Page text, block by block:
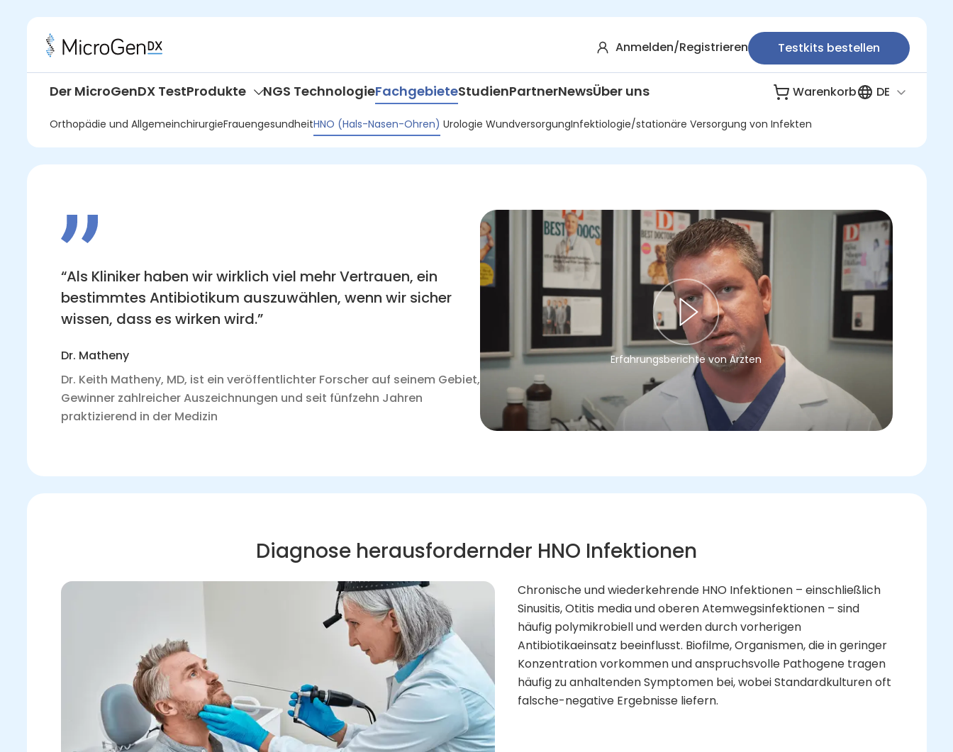
Anmelden/Registrieren Testkits bestellen
Der MicroGenDX TestProdukte NGS TechnologieFachgebieteStudienPartnerNewsÜber uns Warenkorb DE
Orthopädie und AllgemeinchirurgieFrauengesundheitHNO (Hals-Nasen-Ohren) Urologie WundversorgungInfektiologie/stationäre Versorgung von Infekten
“Als Kliniker haben wir wirklich viel mehr Vertrauen, ein
bestimmtes Antibiotikum auszuwählen, wenn wir sicher
wissen, dass es wirken wird.”
Dr. Matheny
Dr. Keith Matheny, MD, ist ein veröffentlichter Forscher auf seinem Gebiet,
Gewinner zahlreicher Auszeichnungen und seit fünfzehn Jahren
praktizierend in der Medizin
Erfahrungsberichte von Ärzten
Diagnose herausfordernder HNO Infektionen
Chronische und wiederkehrende HNO Infektionen – einschließlich
Sinusitis, Otitis media und oberen Atemwegsinfektionen – sind
häufig polymikrobiell und werden durch vorherigen
Antibiotikaeinsatz beeinflusst. Biofilme, Organismen, die in geringer
Konzentration vorkommen und anspruchsvolle Pathogene tragen
häufig zu anhaltenden Symptomen bei, wobei Standardkulturen oft
falsche-negative Ergebnisse liefern.